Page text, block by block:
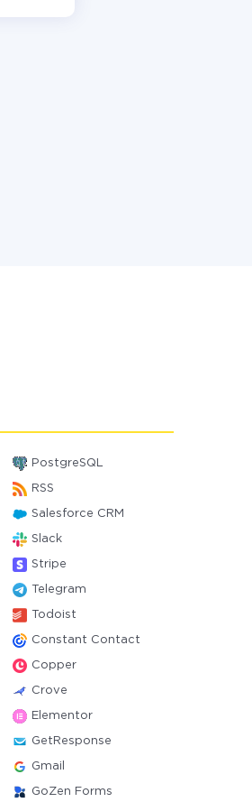
PostgreSQL
RSS
Salesforce CRM
Slack
Stripe
Telegram
Todoist
Constant Contact
Copper
Crove
Elementor
GetResponse
Gmail
GoZen Forms